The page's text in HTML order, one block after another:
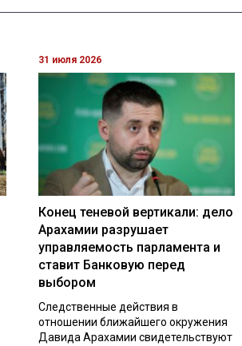
31 июля 2026
Конец теневой вертикали: дело
Арахамии разрушает
управляемость парламента и
ставит Банковую перед
выбором
Следственные действия в
отношении ближайшего окружения
Давида Арахамии свидетельствуют